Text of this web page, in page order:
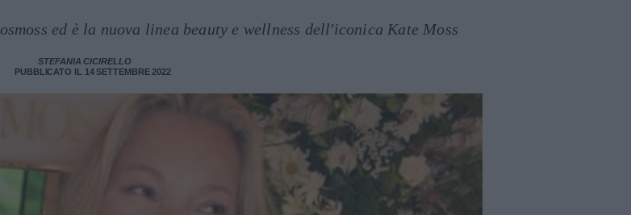
ed è la nuova linea beauty e wellness dell'iconica Kate Moss
STEFANIA CICIRELLO
PUBBLICATO IL 14 SETTEMBRE 2022